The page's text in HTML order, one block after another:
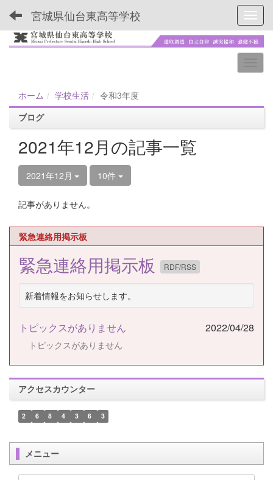
宮城県仙台東高等学校
ホーム 学校生活
令和3年度
ブログ
2021年12月の記事一覧
2021年12月 10件
記事がありません。
緊急連絡用掲示板
緊急連絡用掲示板 RDF/RSS
新着情報をお知らせします。
トピックスがありません 2022/04/28
トピックスがありません
アクセスカウンター
2 6 8 4 3 6 3
メニュー